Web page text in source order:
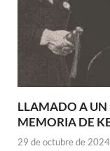
LLAMADO A UN
MEMORIA DE
29 de octubre de 2024